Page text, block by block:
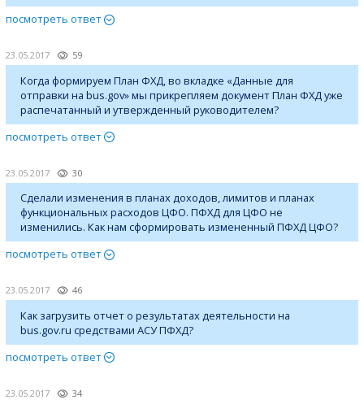
посмотреть ответ
23.05.2017 59
Когда формируем План ФХД, во вкладке «Данные для
отправки на bus.gov» мы прикрепляем документ План ФХД уже
распечатанный и утвержденный руководителем?
посмотреть ответ
23.05.2017 30
Сделали изменения в планах доходов, лимитов и планах
функциональных расходов ЦФО. ПФХД для ЦФО не
изменились. Как нам сформировать измененный ПФХД ЦФО?
посмотреть ответ
23.05.2017 46
Как загрузить отчет о результатах деятельности на
bus.gov.ru средствами АСУ ПФХД?
посмотреть ответ
23.05.2017 34